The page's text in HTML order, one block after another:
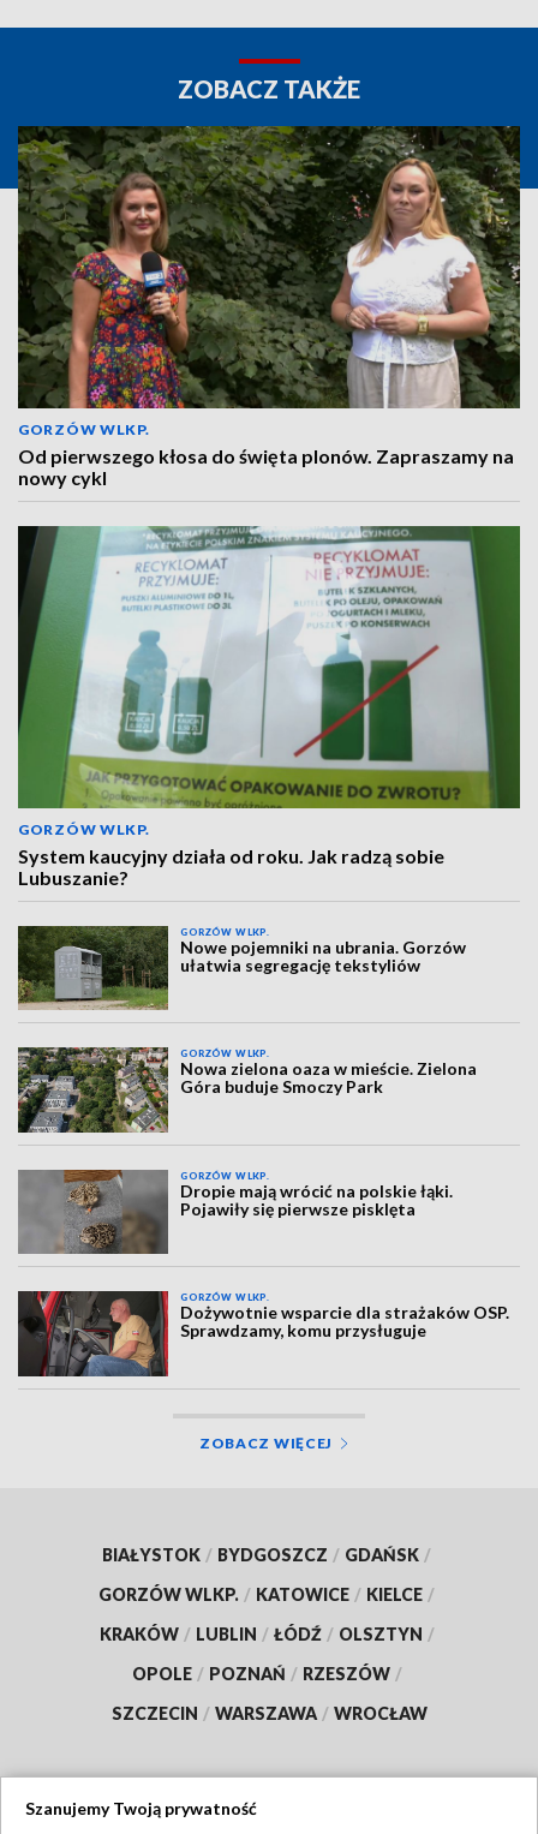
ZOBACZ TAKŻE
GORZÓW WLKP.
Od pierwszego kłosa do święta plonów. Zapraszamy na
nowy cykl
GORZÓW WLKP.
System kaucyjny działa od roku. Jak radzą sobie
Lubuszanie?
GORZÓW WLKP.
Nowe pojemniki na ubrania. Gorzów
ułatwia segregację tekstyliów
GORZÓW WLKP.
Nowa zielona oaza w mieście. Zielona
Góra buduje Smoczy Park
GORZÓW WLKP.
Dropie mają wrócić na polskie łąki.
Pojawiły się pierwsze pisklęta
GORZÓW WLKP.
Dożywotnie wsparcie dla strażaków OSP.
Sprawdzamy, komu przysługuje
ZOBACZ WIĘCEJ
BIAŁYSTOK / BYDGOSZCZ / GDAŃSK /
GORZÓW WLKP. / KATOWICE / KIELCE /
KRAKÓW / LUBLIN / ŁÓDŹ / OLSZTYN /
OPOLE / POZNAŃ / RZESZÓW /
SZCZECIN / WARSZAWA / WROCŁAW
Szanujemy Twoją prywatność